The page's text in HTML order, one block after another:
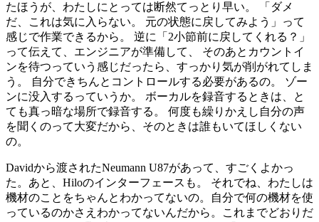
たほうが、わたしにとっては断然てっとり早い。 「ダメ
だ、これは気に入らない。 元の状態に戻してみよう」って
感じで作業できるから。 逆に「2小節前に戻してくれる？」
って伝えて、エンジニアが準備して、 そのあとカウントイ
ンを待つっていう感じだったら、すっかり気が削がれてしま
う。 自分できちんとコントロールする必要があるの。 ゾー
ンに没入するっていうか。 ボーカルを録音するときは、と
ても真っ暗な場所で録音する。 何度も繰りかえし自分の声
を聞くのって大変だから、そのときは誰もいてほしくない
の。
Davidから渡されたNeumann U87があって、すごくよかっ
た。あと、Hiloのインターフェースも。 それでね、わたしは
機材のことをちゃんとわかってないの。自分で何の機材を使
っているのかさえわかってないんだから。これまでどおりだ